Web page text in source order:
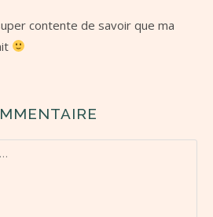
contente de savoir que ma